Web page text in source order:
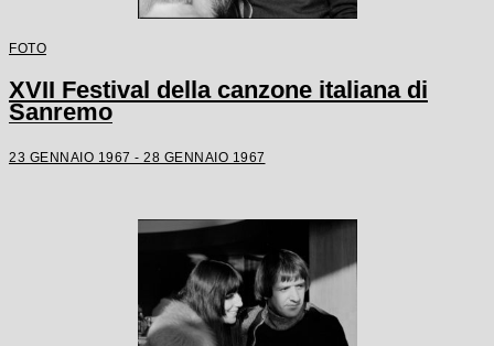
FOTO
XVII Festival della canzone italiana di
Sanremo
23 GENNAIO 1967 - 28 GENNAIO 1967